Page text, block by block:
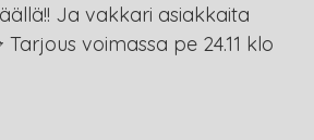
Ja vakkari asiakkaita
voimassa pe 24.11 klo